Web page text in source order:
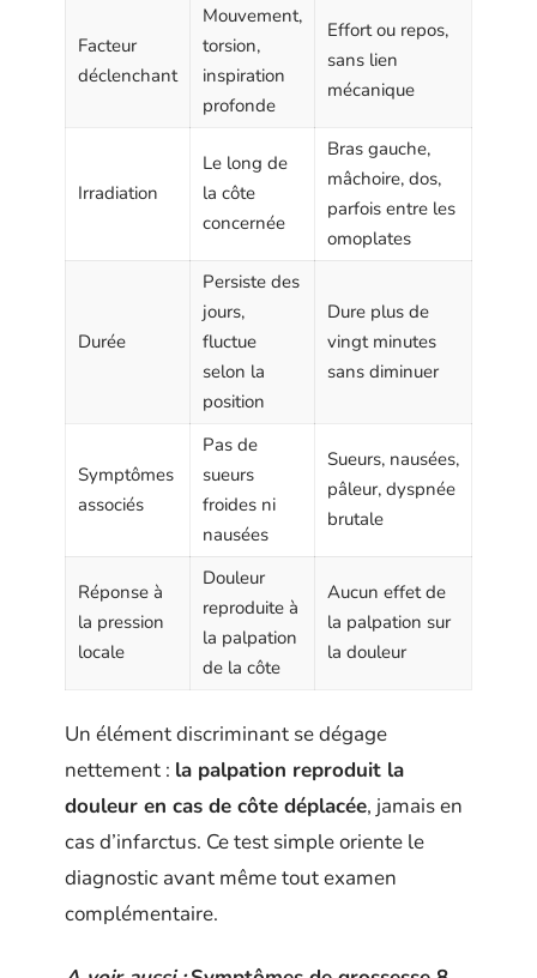
Facteur
déclenchant
Mouvement,
torsion,
inspiration
profonde
Effort ou repos,
sans lien
mécanique
Irradiation
Le long de
la côte
concernée
Bras gauche,
mâchoire, dos,
parfois entre les
omoplates
Durée
Persiste des
jours,
fluctue
selon la
position
Dure plus de
vingt minutes
sans diminuer
Symptômes
associés
Pas de
sueurs
froides ni
nausées
Sueurs, nausées,
pâleur, dyspnée
brutale
Réponse à
la pression
locale
Douleur
reproduite à
la palpation
de la côte
Aucun effet de
la palpation sur
la douleur
Un élément discriminant se dégage
nettement : la palpation reproduit la
douleur en cas de côte déplacée, jamais en
cas d’infarctus. Ce test simple oriente le
diagnostic avant même tout examen
complémentaire.